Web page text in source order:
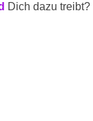
Dich dazu treibt?